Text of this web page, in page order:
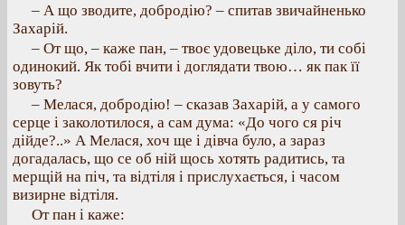
– А що зводите, добродію? – спитав звичайненько
Захарій.
– От що, – каже пан, – твоє удовецьке діло, ти собі
одинокий. Як тобі вчити і доглядати твою… як пак її
зовуть?
– Мелася, добродію! – сказав Захарій, а у самого
серце і заколотилося, а сам дума: «До чого ся річ
дійде?..» А Мелася, хоч ще і дівча було, а зараз
догадалась, що се об ній щось хотять радитись, та
мерщій на піч, та відтіля і прислухається, і часом
визирне відтіля.
От пан і каже: